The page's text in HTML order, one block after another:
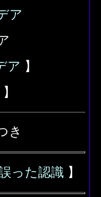
ア
ア 】
】
き
った認識 】